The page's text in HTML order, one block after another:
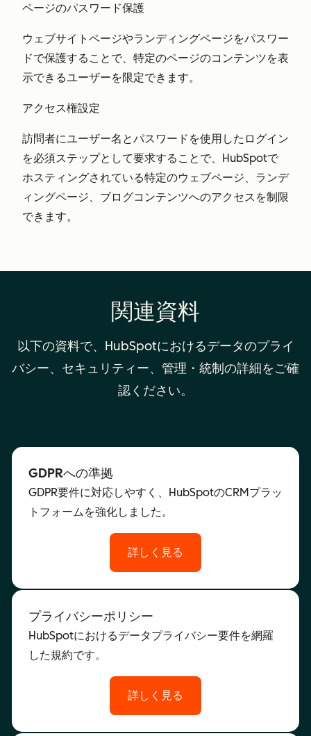
ページのパスワード保護
ウェブサイトページやランディングページをパスワー
ドで保護することで、特定のページのコンテンツを表
示できるユーザーを限定できます。
アクセス権設定
訪問者にユーザー名とパスワードを使用したログイン
を必須ステップとして要求することで、HubSpotで
ホスティングされている特定のウェブページ、ランデ
ィングページ、ブログコンテンツへのアクセスを制限
できます。
関連資料
以下の資料で、HubSpotにおけるデータのプライ
バシー、セキュリティー、管理・統制の詳細をご確
認ください。
GDPRへの準拠
GDPR要件に対応しやすく、HubSpotのCRMプラッ
トフォームを強化しました。
詳しく見る
プライバシーポリシー
HubSpotにおけるデータプライバシー要件を網羅
した規約です。
詳しく見る